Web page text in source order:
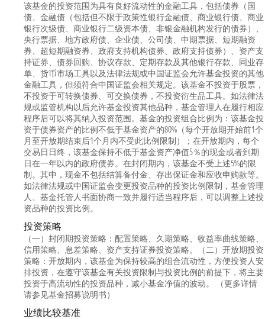
该基金的投资范围为具有良好流动性的金融工具，包括债券（国
债、金融债（包括但不限于政策性银行金融债、商业银行债、商业
银行次级债、商业银行二级资本债、非银金融机构发行的债券）、
央行票据、地方政府债、企业债、公司债、中期票据、短期融资
券、超短期融资券、政府支持机构债券、政府支持债券）、资产支
持证券、债券回购、协议存款、定期存款及其他银行存款、同业存
单、货币市场工具以及法律法规或中国证监会允许基金投资的其他
金融工具，但须符合中国证监会相关规定。该基金不投资于股票，
不投资于可转换债券、可交换债券，不投资衍生品工具。如法律法
规或监管机构以后允许基金投资其他品种，基金管理人在履行相应
程序后可以将其纳入投资范围。基金的投资组合比例为：该基金投
资于债券资产的比例不低于基金资产的80%（每个开放期开始前1个
月至开放期结束后1个月内不受此比例限制）；在开放期内，每个
交易日日终，该基金保持不低于基金资产净值5％的现金或者到期
日在一年以内的政府债券。在封闭期内，该基金不受上述5%的限
制。其中，现金不包括结算备付金、存出保证金和应收申购款等。
如法律法规或中国证监会变更投资品种的投资比例限制，基金管理
人、基金托管人书面协商一致并履行适当程序后，可以调整上述投
资品种的投资比例。
投资策略
（一）封闭期投资策略：配置策略、久期策略、收益率曲线策略、
信用策略、息差策略、资产支持证券投资策略。（二）开放期投资
策略：开放期内，该基金为保持较高的组合流动性，方便投资人安
排投资，在遵守该基金有关投资限制与投资比例的前提下，将主要
投资于高流动性的投资品种，减小基金净值的波动。 （更多详情
请参见基金招募说明书）
业绩比较基准